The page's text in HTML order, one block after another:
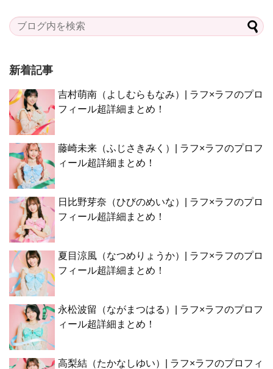
新着記事
吉村萌南（よしむらもなみ）| ラフ×ラフのプロ
フィール超詳細まとめ！
藤崎未来（ふじさきみく）| ラフ×ラフのプロフ
ィール超詳細まとめ！
日比野芽奈（ひびのめいな）| ラフ×ラフのプロ
フィール超詳細まとめ！
夏目涼風（なつめりょうか）| ラフ×ラフのプロ
フィール超詳細まとめ！
永松波留（ながまつはる）| ラフ×ラフのプロフ
ィール超詳細まとめ！
高梨結（たかなしゆい）| ラフ×ラフのプロフィ